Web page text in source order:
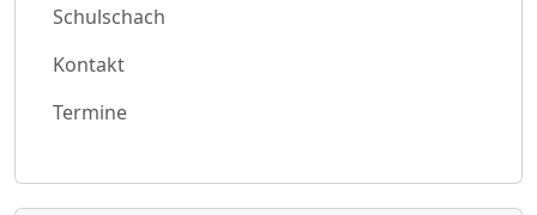
Schulschach
Kontakt
Termine